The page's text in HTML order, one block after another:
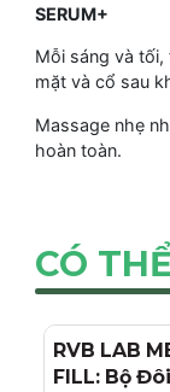
SERUM+
Mỗi sáng và
mặt và cổ sau
Massage nhẹ
hoàn toàn.
CÓ THỂ
RVB LAB
FILL: Bộ